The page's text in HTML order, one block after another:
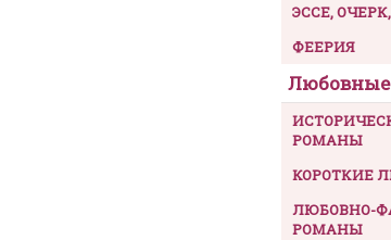
ЭССЕ,
ФЕЕРИЯ
РОМАНЫ
КОРОТКИЕ
ЛЮБОВНО-
РОМАНЫ